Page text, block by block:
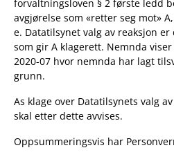
forvaltningsloven § 2 første ledd
avgjørelse som «retter seg mot»
e. Datatilsynet valg av reaksjon
som gir A klagerett. Nemnda viser
2020-07 hvor nemnda har lagt
grunn.
As klage over Datatilsynets valg
skal etter dette avvises.
Oppsummeringsvis har